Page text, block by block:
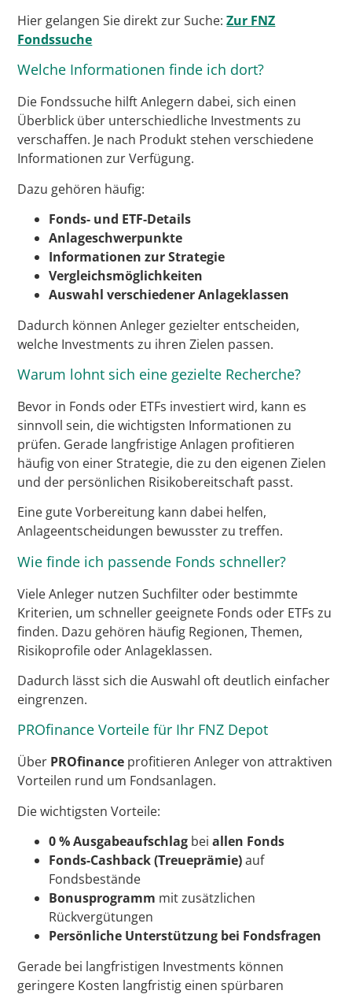
Hier gelangen Sie direkt zur Suche:Zur FNZ
Fondssuche
Welche Informationen finde ich dort?
Die Fondssuche hilft Anlegern dabei, sich einen
Überblick über unterschiedliche Investments zu
verschaffen. Je nach Produkt stehen verschiedene
Informationen zur Verfügung.
Dazu gehören häufig:
Fonds- und ETF-Details
Anlageschwerpunkte
Informationen zur Strategie
Vergleichsmöglichkeiten
Auswahl verschiedener Anlageklassen
Dadurch können Anleger gezielter entscheiden,
welche Investments zu ihren Zielen passen.
Warum lohnt sich eine gezielte Recherche?
Bevor in Fonds oder ETFs investiert wird, kann es
sinnvoll sein, die wichtigsten Informationen zu
prüfen. Gerade langfristige Anlagen profitieren
häufig von einer Strategie, die zu den eigenen Zielen
und der persönlichen Risikobereitschaft passt.
Eine gute Vorbereitung kann dabei helfen,
Anlageentscheidungen bewusster zu treffen.
Wie finde ich passende Fonds schneller?
Viele Anleger nutzen Suchfilter oder bestimmte
Kriterien, um schneller geeignete Fonds oder ETFs zu
finden. Dazu gehören häufig Regionen, Themen,
Risikoprofile oder Anlageklassen.
Dadurch lässt sich die Auswahl oft deutlich einfacher
eingrenzen.
PROfinance Vorteile für Ihr FNZ Depot
Über PROfinance profitieren Anleger von attraktiven
Vorteilen rund um Fondsanlagen.
Die wichtigsten Vorteile:
0 % Ausgabeaufschlag beiallen Fonds
Fonds-Cashback (Treueprämie)auf
Fondsbestände
Bonusprogramm mit zusätzlichen
Rückvergütungen
Persönliche Unterstützung bei Fondsfragen
Gerade bei langfristigen Investments können
geringere Kosten langfristig einen spürbaren